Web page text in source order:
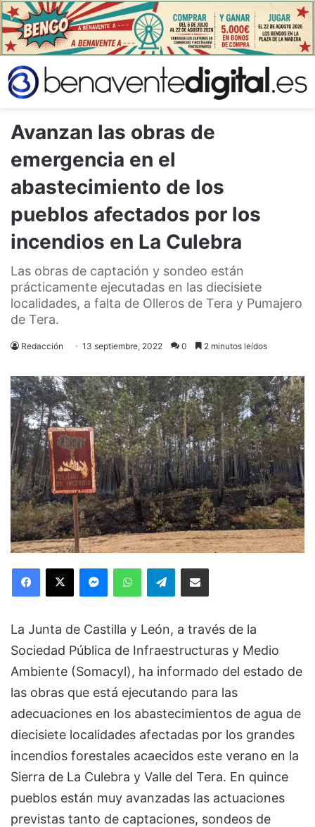
Avanzan las obras de
emergencia en el
abastecimiento de los
pueblos afectados por los
incendios en La Culebra
Las obras de captación y sondeo están
prácticamente ejecutadas en las diecisiete
localidades, a falta de Olleros de Tera y Pumajero
de Tera.
Redacción 13 septiembre, 2022 0 2 minutos leídos
Facebook
X MessengerWhatsAppTelegramCompartir via Email
La Junta de Castilla y León, a través de la
Sociedad Pública de Infraestructuras y Medio
Ambiente (Somacyl), ha informado del estado de
las obras que está ejecutando para las
adecuaciones en los abastecimientos de agua de
diecisiete localidades afectadas por los grandes
incendios forestales acaecidos este verano en la
Sierra de La Culebra y Valle del Tera. En quince
pueblos están muy avanzadas las actuaciones
previstas tanto de captaciones, sondeos de